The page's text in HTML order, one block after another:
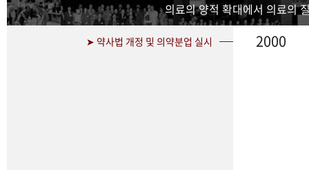
의료의 양적 확대에서 의료의
➤ 약사법 개정 및 의약분업 실시 2000